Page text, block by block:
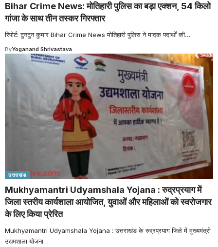
Bihar Crime News: मोतिहारी पुलिस का बड़ा एक्शन, 54 किलो
गांजा के साथ तीन तस्कर गिरफ्तार
रिपोर्ट: टुनटुन कुमार Bihar Crime News मोतिहारी पुलिस ने मादक पदार्थों की…
ByYoganand Shrivastava
उत्तराखंड
Mukhyamantri Udyamshala Yojana : रुद्रप्रयाग में
जिला स्तरीय कार्यशाला आयोजित, युवाओं और महिलाओं को स्वरोजगार
के लिए किया प्रेरित
Mukhyamantri Udyamshala Yojana : उत्तराखंड के रुद्रप्रयाग जिले में मुख्यमंत्री
उद्यमशाला योजना…